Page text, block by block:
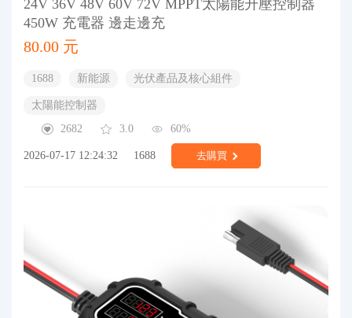
24V 36V 48V 60V 72V MPPT太陽能升壓控制器
450W 充電器 邊走邊充
80.00 元
1688 新能源 光伏產品及核心組件
太陽能控制器
2682
3.0 60%
2026-07-17 12:24:32 1688 去購買